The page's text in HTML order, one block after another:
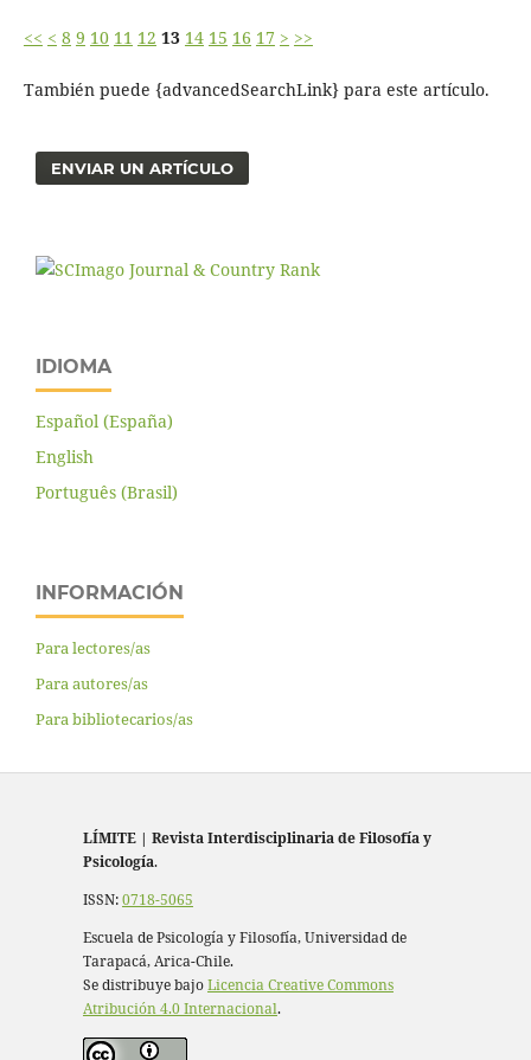
<< < 8 9 10 11 12 13 14 15 16 17 > >>
También puede {advancedSearchLink} para este artículo.
ENVIAR UN ARTÍCULO
IDIOMA
Español (España)
English
Português (Brasil)
INFORMACIÓN
Para lectores/as
Para autores/as
Para bibliotecarios/as
LÍMITE | Revista Interdisciplinaria de Filosofía y
Psicología.
ISSN:0718-5065
Escuela de Psicología y Filosofía, Universidad de
Tarapacá, Arica-Chile.
Se distribuye bajoLicencia Creative Commons
Atribución 4.0 Internacional.